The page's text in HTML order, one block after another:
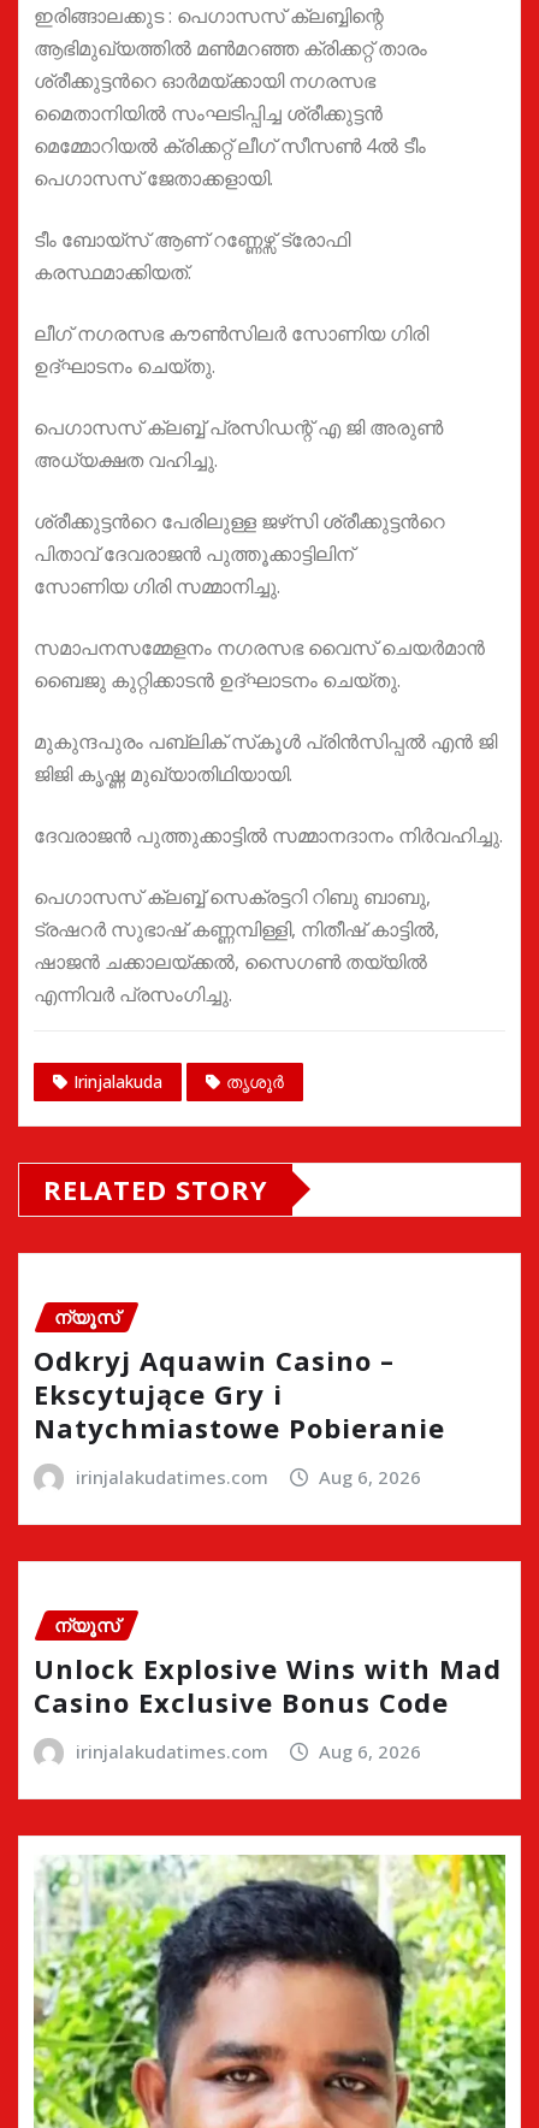
ഇരിങ്ങാലക്കുട : പെഗാസസ് ക്ലബ്ബിന്റെ
ആഭിമുഖ്യത്തില്‍ മണ്‍മറഞ്ഞ ക്രിക്കറ്റ് താരം
ശ്രീക്കുട്ടന്‍റെ ഓര്‍മയ്ക്കായി നഗരസഭ
മൈതാനിയില്‍ സംഘടിപ്പിച്ച ശ്രീക്കുട്ടൻ
മെമ്മോറിയൽ ക്രിക്കറ്റ് ലീഗ് സീസണ്‍ 4ൽ ടീം
പെഗാസസ് ജേതാക്കളായി.
ടീം ബോയ്സ് ആണ് റണ്ണേഴ്സ് ട്രോഫി
കരസ്ഥമാക്കിയത്.
ലീഗ് നഗരസഭ കൗൺസിലർ സോണിയ ഗിരി
ഉദ്ഘാടനം ചെയ്തു.
പെഗാസസ് ക്ലബ്ബ് പ്രസിഡന്റ് എ ജി അരുണ്‍
അധ്യക്ഷത വഹിച്ചു.
ശ്രീക്കുട്ടന്‍റെ പേരിലുള്ള ജഴ്‌സി ശ്രീക്കുട്ടന്‍റെ
പിതാവ് ദേവരാജന്‍ പുത്തൂക്കാട്ടിലിന്
സോണിയ ഗിരി സമ്മാനിച്ചു.
സമാപനസമ്മേളനം നഗരസഭ വൈസ് ചെയര്‍മാന്‍
ബൈജു കുറ്റിക്കാടന്‍ ഉദ്ഘാടനം ചെയ്തു.
മുകുന്ദപുരം പബ്ലിക് സ്‌കൂള്‍ പ്രിന്‍സിപ്പൽ എന്‍ ജി
ജിജി കൃഷ്ണ മുഖ്യാതിഥിയായി.
ദേവരാജന്‍ പുത്തുക്കാട്ടില്‍ സമ്മാനദാനം നിര്‍വഹിച്ചു.
പെഗാസസ് ക്ലബ്ബ് സെക്രട്ടറി റിബു ബാബു,
ട്രഷറര്‍ സുഭാഷ് കണ്ണമ്പിള്ളി, നിതീഷ് കാട്ടില്‍,
ഷാജന്‍ ചക്കാലയ്ക്കല്‍, സൈഗണ്‍ തയ്യില്‍
എന്നിവര്‍ പ്രസംഗിച്ചു.
Irinjalakuda തൃശൂർ
RELATED STORY
ന്യൂസ്
Odkryj Aquawin Casino –
Ekscytujące Gry i
Natychmiastowe Pobieranie
irinjalakudatimes.com Aug 6, 2026
ന്യൂസ്
Unlock Explosive Wins with Mad
Casino Exclusive Bonus Code
irinjalakudatimes.com Aug 6, 2026